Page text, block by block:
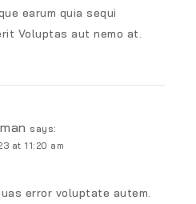
earum quia sequi
Voluptas aut nemo at.
says:
at 11:20 am
error voluptate autem.